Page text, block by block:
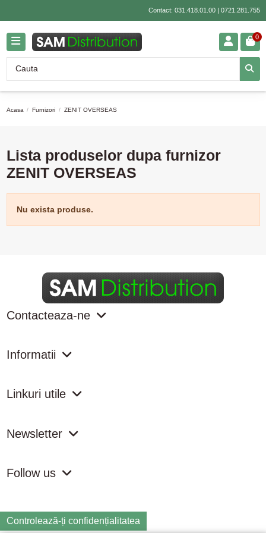
Contact: 031.418.01.00| 0721.281.755
0
Acasa Furnizori ZENIT OVERSEAS
Lista produselor dupa furnizor
ZENIT OVERSEAS
Nu exista produse.
Contacteaza-ne
Informatii
Linkuri utile
Newsletter
Follow us
Controlează-ți confidențialitatea